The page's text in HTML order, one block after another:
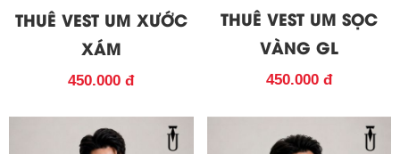
THUÊ VEST UM XƯỚC
XÁM
450.000 đ
THUÊ VEST UM SỌC
VÀNG GL
450.000 đ